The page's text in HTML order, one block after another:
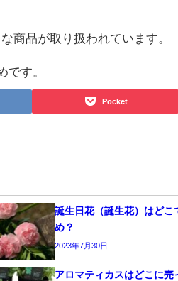
商品が取り扱われています。
です。
Pocket
誕生日花（誕生花）はどこ
め？
2023年7月30日
アロマティカスはどこに売